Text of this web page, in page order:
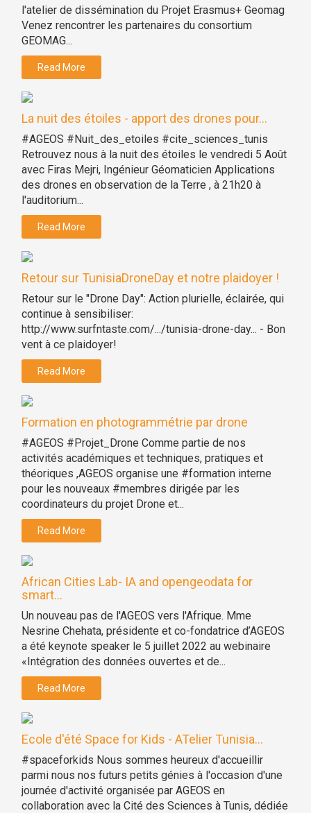
l'atelier de dissémination du Projet Erasmus+ Geomag
Venez rencontrer les partenaires du consortium
GEOMAG...
Read More
La nuit des étoiles - apport des drones pour...
#AGEOS #Nuit_des_etoiles #cite_sciences_tunis
Retrouvez nous à la nuit des étoiles le vendredi 5 Août
avec Firas Mejri, Ingénieur Géomaticien Applications
des drones en observation de la Terre , à 21h20 à
l'auditorium...
Read More
Retour sur TunisiaDroneDay et notre plaidoyer !
Retour sur le "Drone Day": Action plurielle, éclairée, qui
continue à sensibiliser:
http://www.surfntaste.com/.../tunisia-drone-day... - Bon
vent à ce plaidoyer!
Read More
Formation en photogrammétrie par drone
#AGEOS #Projet_Drone Comme partie de nos
activités académiques et techniques, pratiques et
théoriques ,AGEOS organise une #formation interne
pour les nouveaux #membres dirigée par les
coordinateurs du projet Drone et...
Read More
African Cities Lab- IA and opengeodata for
smart...
Un nouveau pas de l'AGEOS vers l'Afrique. Mme
Nesrine Chehata, présidente et co-fondatrice d’AGEOS
a été keynote speaker le 5 juillet 2022 au webinaire
«Intégration des données ouvertes et de...
Read More
Ecole d'été Space for Kids - ATelier Tunisia...
#spaceforkids Nous sommes heureux d'accueillir
parmi nous nos futurs petits génies à l'occasion d'une
journée d'activité organisée par AGEOS en
collaboration avec la Cité des Sciences à Tunis, dédiée